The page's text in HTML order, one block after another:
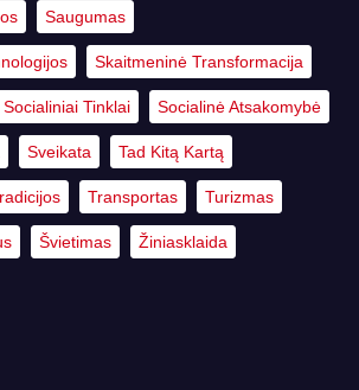
Saugumas
Skaitmeninė Transformacija
Socialiniai Tinklai Socialinė Atsakomybė
Sveikata Tad Kitą Kartą
Transportas Turizmas
Švietimas Žiniasklaida